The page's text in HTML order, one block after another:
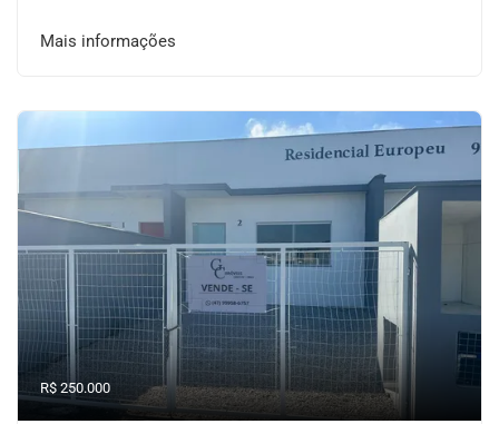
Mais informações
R$ 250.000